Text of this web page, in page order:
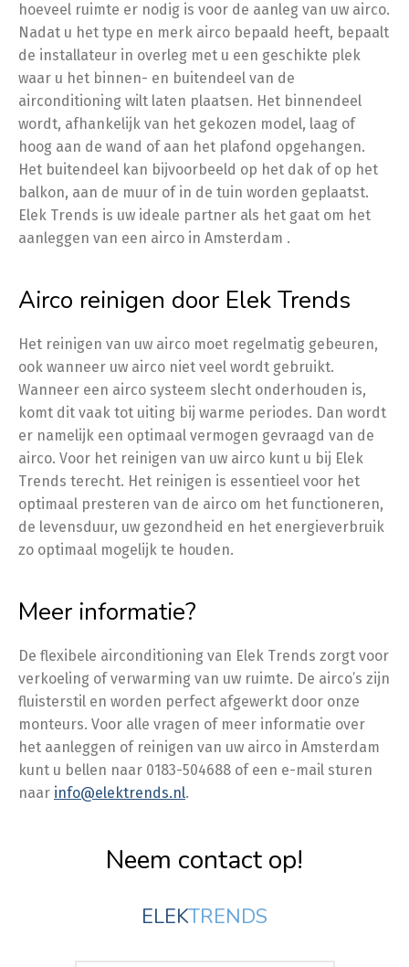
hoeveel ruimte er nodig is voor de aanleg van uw airco.
Nadat u het type en merk airco bepaald heeft, bepaalt
de installateur in overleg met u een geschikte plek
waar u het binnen- en buitendeel van de
airconditioning wilt laten plaatsen. Het binnendeel
wordt, afhankelijk van het gekozen model, laag of
hoog aan de wand of aan het plafond opgehangen.
Het buitendeel kan bijvoorbeeld op het dak of op het
balkon, aan de muur of in de tuin worden geplaatst.
Elek Trends is uw ideale partner als het gaat om het
aanleggen van een airco in Amsterdam .
Airco reinigen door Elek Trends
Het reinigen van uw airco moet regelmatig gebeuren,
ook wanneer uw airco niet veel wordt gebruikt.
Wanneer een airco systeem slecht onderhouden is,
komt dit vaak tot uiting bij warme periodes. Dan wordt
er namelijk een optimaal vermogen gevraagd van de
airco. Voor het reinigen van uw airco kunt u bij Elek
Trends terecht. Het reinigen is essentieel voor het
optimaal presteren van de airco om het functioneren,
de levensduur, uw gezondheid en het energieverbruik
zo optimaal mogelijk te houden.
Meer informatie?
De flexibele airconditioning van Elek Trends zorgt voor
verkoeling of verwarming van uw ruimte. De airco’s zijn
fluisterstil en worden perfect afgewerkt door onze
monteurs. Voor alle vragen of meer informatie over
het aanleggen of reinigen van uw airco in Amsterdam
kunt u bellen naar 0183-504688 of een e-mail sturen
naar info@elektrends.nl.
Neem contact op!
ELEKTRENDS